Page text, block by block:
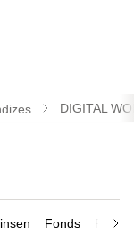
DIGITAL
Fonds